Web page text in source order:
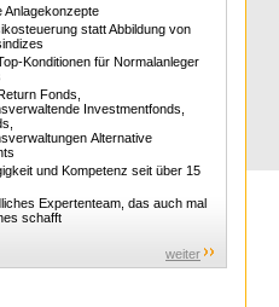
Anlagekonzepte
statt Abbildung von
Konditionen für Normalanleger
Fonds,
Investmentfonds,
Alternative
und Kompetenz seit über 15
Expertenteam, das auch mal
schafft
weiter